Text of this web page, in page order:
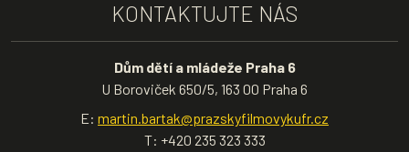
KONTAKTUJTE NÁS
Dům dětí a mládeže Praha 6
U Boroviček 650/5, 163 00 Praha 6
E: martin.bartak@prazskyfilmovykufr.cz
T: +420 235 323 333